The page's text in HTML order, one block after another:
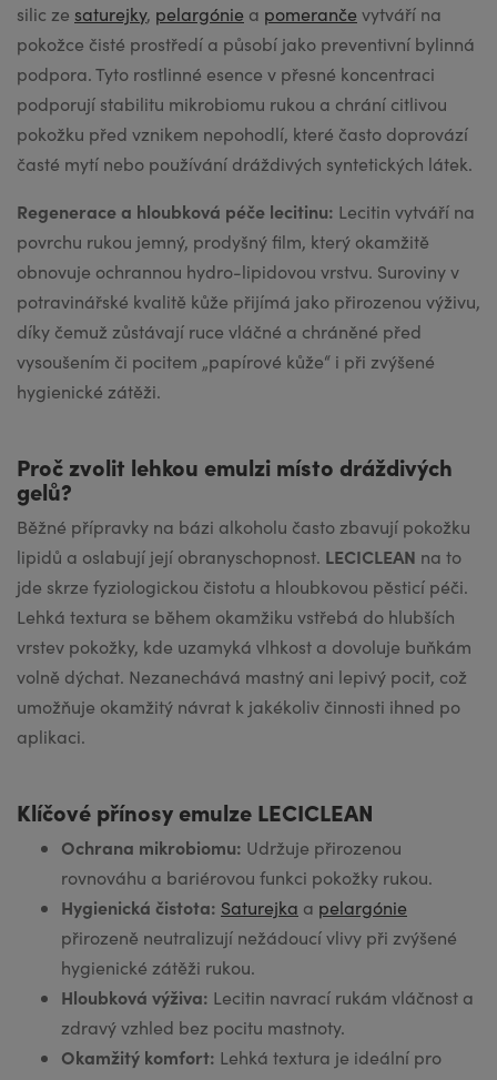
silic ze saturejky, pelargónie a pomeranče vytváří na
pokožce čisté prostředí a působí jako preventivní bylinná
podpora. Tyto rostlinné esence v přesné koncentraci
podporují stabilitu mikrobiomu rukou a chrání citlivou
pokožku před vznikem nepohodlí, které často doprovází
časté mytí nebo používání dráždivých syntetických látek.
Regenerace a hloubková péče lecitinu: Lecitin vytváří na
povrchu rukou jemný, prodyšný film, který okamžitě
obnovuje ochrannou hydro-lipidovou vrstvu. Suroviny v
potravinářské kvalitě kůže přijímá jako přirozenou výživu,
díky čemuž zůstávají ruce vláčné a chráněné před
vysoušením či pocitem „papírové kůže“ i při zvýšené
hygienické zátěži.
Proč zvolit lehkou emulzi místo dráždivých
gelů?
Běžné přípravky na bázi alkoholu často zbavují pokožku
lipidů a oslabují její obranyschopnost. LECICLEAN na to
jde skrze fyziologickou čistotu a hloubkovou pěsticí péči.
Lehká textura se během okamžiku vstřebá do hlubších
vrstev pokožky, kde uzamyká vlhkost a dovoluje buňkám
volně dýchat. Nezanechává mastný ani lepivý pocit, což
umožňuje okamžitý návrat k jakékoliv činnosti ihned po
aplikaci.
Klíčové přínosy emulze LECICLEAN
Ochrana mikrobiomu: Udržuje přirozenou
rovnováhu a bariérovou funkci pokožky rukou.
Hygienická čistota: Saturejka a pelargónie
přirozeně neutralizují nežádoucí vlivy při zvýšené
hygienické zátěži rukou.
Hloubková výživa: Lecitin navrací rukám vláčnost a
zdravý vzhled bez pocitu mastnoty.
Okamžitý komfort: Lehká textura je ideální pro